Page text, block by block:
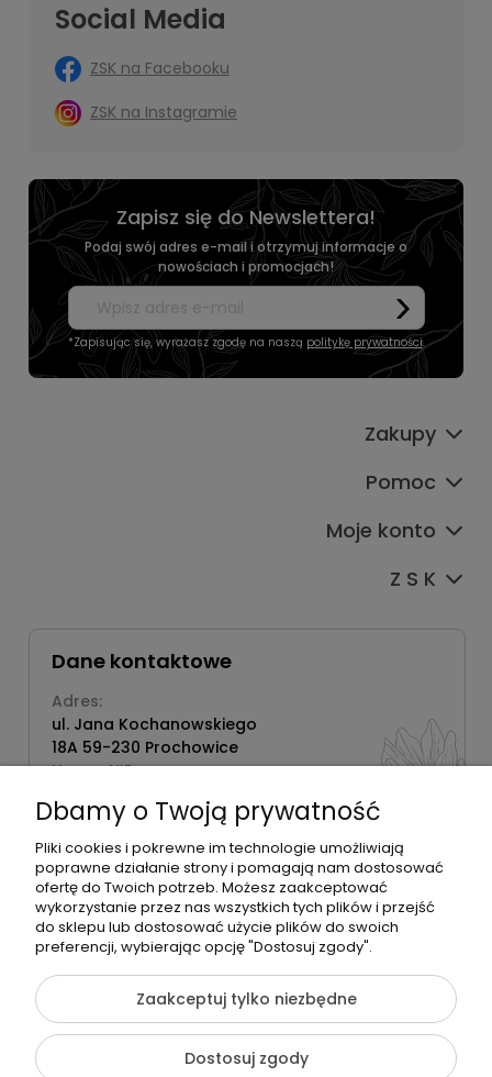
Social Media
ZSK na Facebooku
ZSK na Instagramie
Zapisz się do Newslettera!
Podaj swój adres e-mail i otrzymuj informacje o
nowościach i promocjach!
*Zapisując się, wyrażasz zgodę na naszą politykę prywatności.
Zakupy
Pomoc
Moje konto
Z S K
Dane kontaktowe
Adres:
ul. Jana Kochanowskiego
18A 59-230 Prochowice
Numer NIP:
Telefon:
518358020
©2026 Wszelkie Prawa Zastrzeżone | Zrób Sobie Krem
Szablon Flex byEcommercy
Dbamy o Twoją prywatność
Pliki cookies i pokrewne im technologie umożliwiają
poprawne działanie strony i pomagają nam dostosować
ofertę do Twoich potrzeb. Możesz zaakceptować
wykorzystanie przez nas wszystkich tych plików i przejść
do sklepu lub dostosować użycie plików do swoich
preferencji, wybierając opcję "Dostosuj zgody".
Zaakceptuj tylko niezbędne
Dostosuj zgody